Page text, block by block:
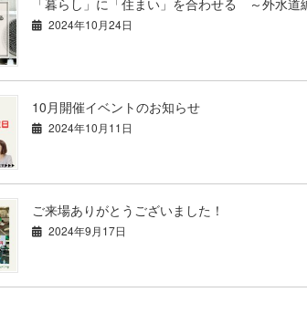
2024年10月24日
10月開催イベントのお知らせ
2024年10月11日
ご来場ありがとうございました！
2024年9月17日